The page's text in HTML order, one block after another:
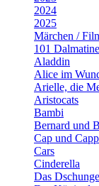
2024
2025
Märchen /
101
Aladdin
Alice im
Arielle, die
Aristocats
Bambi
Bernard und
Cap und
Cars
Cinderella
Das